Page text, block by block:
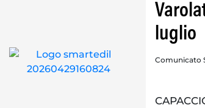
luglio
Comunicato